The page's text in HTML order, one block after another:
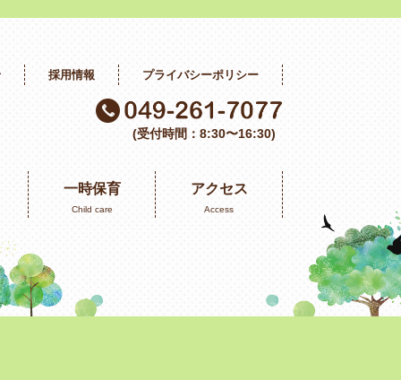
採用情報 プライバシーポリシー
(受付時間：8:30〜16:30)
一時保育
Child care
アクセス
Access